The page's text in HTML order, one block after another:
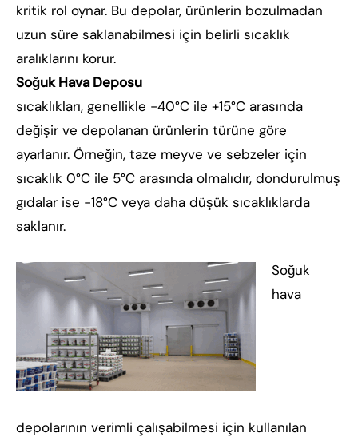
kritik rol oynar. Bu depolar, ürünlerin bozulmadan
uzun süre saklanabilmesi için belirli sıcaklık
aralıklarını korur.
Soğuk Hava Deposu
sıcaklıkları, genellikle -40°C ile +15°C arasında
değişir ve depolanan ürünlerin türüne göre
ayarlanır. Örneğin, taze meyve ve sebzeler için
sıcaklık 0°C ile 5°C arasında olmalıdır, dondurulmuş
gıdalar ise -18°C veya daha düşük sıcaklıklarda
saklanır.
Soğuk
hava
depolarının verimli çalışabilmesi için kullanılan